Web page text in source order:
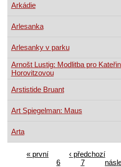
Arkádie
Arlesanka
Arlesanky v parku
Arnošt Lustig: Modlitba pro
Horovitzovou
Arstistide Bruant
Art Spiegelman: Maus
Arta
« první ‹ předchozí
6
7